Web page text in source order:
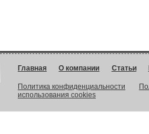
Главная О компании Статьи
Политика конфиденциальности
использования cookies